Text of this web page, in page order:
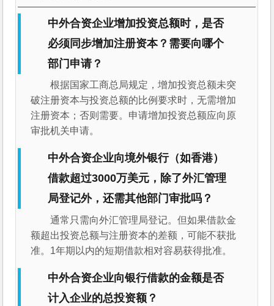
中外合资企业增加投资总额时，是否
必须同步增加注册资本？需要向哪个
部门申请？
根据国家工商总局规定，增加投资总额未突
破注册资本与投资总额的比例要求时，无需增加
注册资本；否则需要。申请增加投资总额应向原
审批机关申请。
中外合资企业向境外银行（如香港）
借款超过3000万美元，除了外汇管理
局登记外，还需其他部门审批吗？
通常只需向外汇管理局登记。但如果借款金
额超出投资总额与注册资本的差额，可能不获批
准。1年期以内的短期借款相对容易获得批准。
中外合资企业向银行借款的金额是否
计入企业的总投资额？